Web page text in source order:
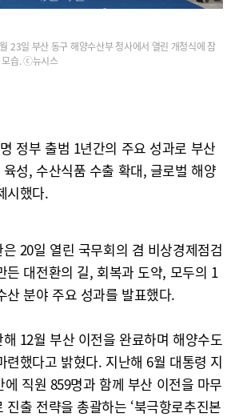
23일 부산 동구 해양수산부 청사에서 열린 개청식에 참
모습. ⓒ뉴시스
정부 출범 1년간의 주요 성과로 부산
성, 수산식품 수출 확대, 글로벌 해양
시했다.
20일 열린 국무회의 겸 비상경제점검
든 대전환의 길, 회복과 도약, 모두의 1
산 분야 주요 성과를 발표했다.
12월 부산 이전을 완료하며 해양수도
련했다고 밝혔다. 지난해 6월 대통령 지
직원 859명과 함께 부산 이전을 마무
진출 전략을 총괄하는 ‘북극항로추진본